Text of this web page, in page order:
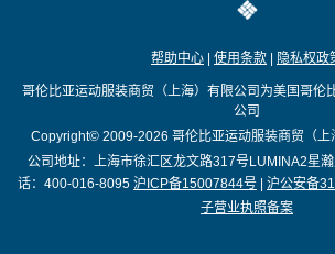
帮助中心 使用条款 隐私权政
哥伦比亚运动服装商贸（上海）有限公司为美国哥伦
公司
Copyright© 2009-2026 哥伦比亚运动服装商贸（
公司地址：上海市徐汇区龙文路317号LUMINA2星
话：400-016-8095 沪ICP备15007844号 沪公安备
子营业执照备案